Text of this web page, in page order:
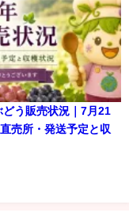
どう販売状況｜7月21
売所・発送予定と収